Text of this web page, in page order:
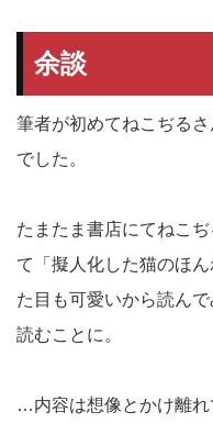
余談
筆者が初めてねこぢる
でした。
たまたま書店にてねこ
て「擬人化した猫のほ
た目も可愛いから読ん
読むことに。
…内容は想像とかけ離れ